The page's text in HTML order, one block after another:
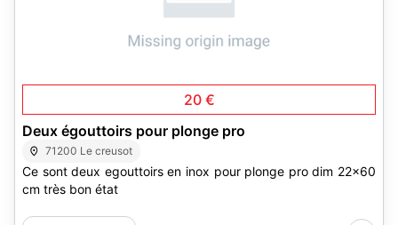
20 €
Deux égouttoirs pour plonge pro
71200 Le creusot
Ce sont deux egouttoirs en inox pour plonge pro dim 22x60
cm très bon état